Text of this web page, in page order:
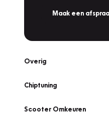
Maak een
Overig
Chiptuning
Scooter Omkeuren